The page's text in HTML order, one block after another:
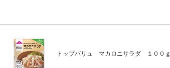
トップバリュ マカロニサラダ １００ｇ